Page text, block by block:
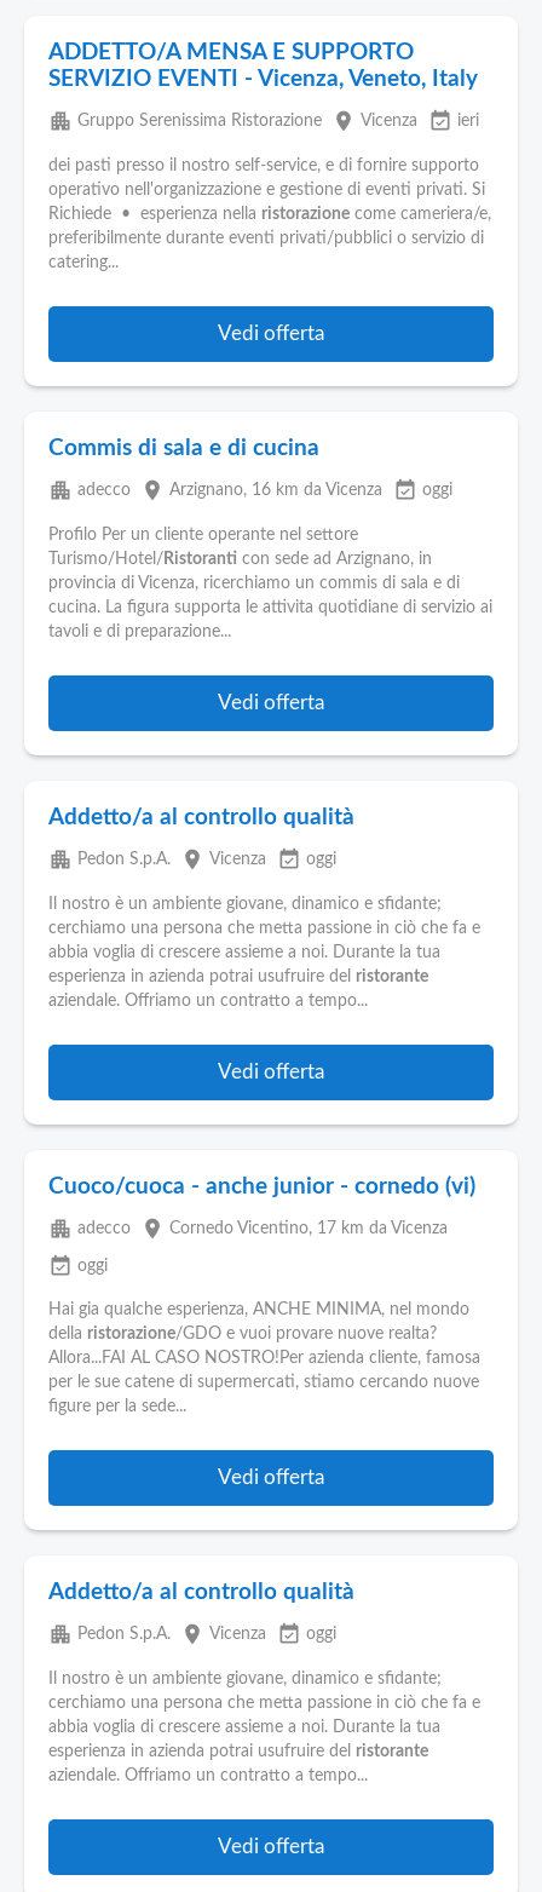
ADDETTO/A MENSA E SUPPORTO
SERVIZIO EVENTI - Vicenza, Veneto, Italy
apartment Gruppo Serenissima Ristorazione place Vicenza event_available ieri
dei pasti presso il nostro self-service, e di fornire supporto
operativo nell'organizzazione e gestione di eventi privati. Si
Richiede • esperienza nella ristorazione come cameriera/e,
preferibilmente durante eventi privati/pubblici o servizio di
catering...
Vedi offerta
Commis di sala e di cucina
apartment adecco place Arzignano, 16 km da Vicenza event_available oggi
Profilo Per un cliente operante nel settore
Turismo/Hotel/ Ristoranti con sede ad Arzignano, in
provincia di Vicenza, ricerchiamo un commis di sala e di
cucina. La figura supporta le attivita quotidiane di servizio ai
tavoli e di preparazione...
Vedi offerta
Addetto/a al controllo qualità
apartment Pedon S.p.A. place Vicenza event_available oggi
Il nostro è un ambiente giovane, dinamico e sfidante;
cerchiamo una persona che metta passione in ciò che fa e
abbia voglia di crescere assieme a noi. Durante la tua
esperienza in azienda potrai usufruire del ristorante
aziendale. Offriamo un contratto a tempo...
Vedi offerta
Cuoco/cuoca - anche junior - cornedo (vi)
apartment adecco place Cornedo Vicentino, 17 km da Vicenza
event_available oggi
Hai gia qualche esperienza, ANCHE MINIMA, nel mondo
della ristorazione/GDO e vuoi provare nuove realta?
Allora...FAI AL CASO NOSTRO!Per azienda cliente, famosa
per le sue catene di supermercati, stiamo cercando nuove
figure per la sede...
Vedi offerta
Addetto/a al controllo qualità
apartment Pedon S.p.A. place Vicenza event_available oggi
Il nostro è un ambiente giovane, dinamico e sfidante;
cerchiamo una persona che metta passione in ciò che fa e
abbia voglia di crescere assieme a noi. Durante la tua
esperienza in azienda potrai usufruire del ristorante
aziendale. Offriamo un contratto a tempo...
Vedi offerta